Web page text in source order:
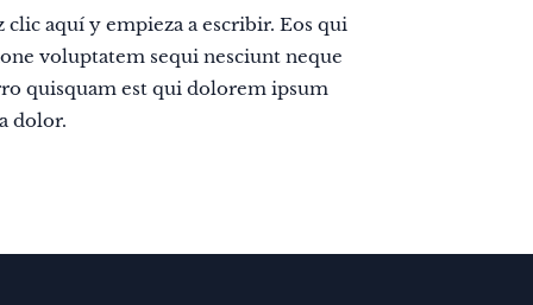
clic aquí y empieza a escribir. Eos qui
voluptatem sequi nesciunt neque
quisquam est qui dolorem ipsum
dolor.